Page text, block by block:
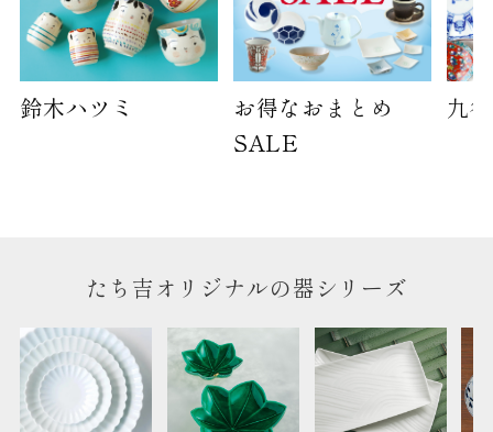
鈴木ハツミ
お得なおまとめ
SALE
九
たち吉オリジナルの器シリーズ